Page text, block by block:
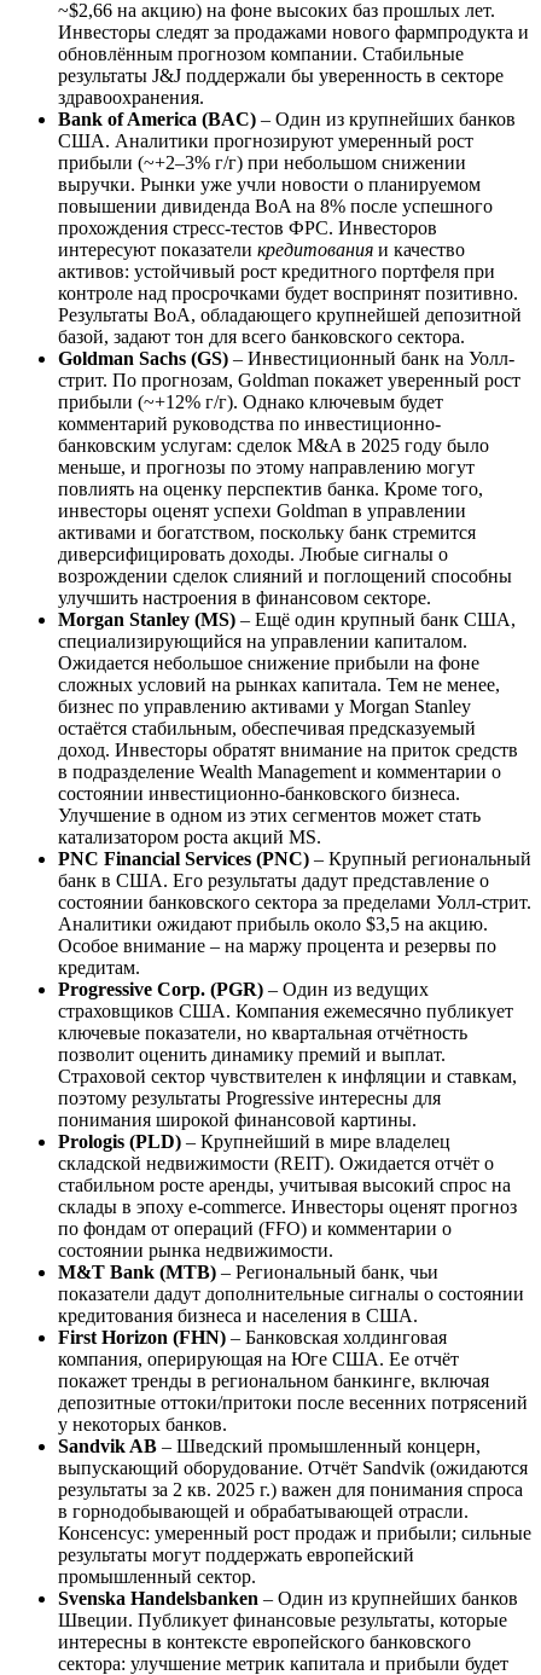
~$2,66 на акцию) на фоне высоких баз прошлых лет.
Инвесторы следят за продажами нового фармпродукта и
обновлённым прогнозом компании. Стабильные
результаты J&J поддержали бы уверенность в секторе
здравоохранения.
Bank of America (BAC) – Один из крупнейших банков
США. Аналитики прогнозируют умеренный рост
прибыли (~+2–3% г/г) при небольшом снижении
выручки. Рынки уже учли новости о планируемом
повышении дивиденда BoA на 8% после успешного
прохождения стресс-тестов ФРС. Инвесторов
интересуют показатели кредитования и качество
активов: устойчивый рост кредитного портфеля при
контроле над просрочками будет воспринят позитивно.
Результаты BoA, обладающего крупнейшей депозитной
базой, задают тон для всего банковского сектора.
Goldman Sachs (GS) – Инвестиционный банк на Уолл-
стрит. По прогнозам, Goldman покажет уверенный рост
прибыли (~+12% г/г). Однако ключевым будет
комментарий руководства по инвестиционно-
банковским услугам: сделок M&A в 2025 году было
меньше, и прогнозы по этому направлению могут
повлиять на оценку перспектив банка. Кроме того,
инвесторы оценят успехи Goldman в управлении
активами и богатством, поскольку банк стремится
диверсифицировать доходы. Любые сигналы о
возрождении сделок слияний и поглощений способны
улучшить настроения в финансовом секторе.
Morgan Stanley (MS) – Ещё один крупный банк США,
специализирующийся на управлении капиталом.
Ожидается небольшое снижение прибыли на фоне
сложных условий на рынках капитала. Тем не менее,
бизнес по управлению активами у Morgan Stanley
остаётся стабильным, обеспечивая предсказуемый
доход. Инвесторы обратят внимание на приток средств
в подразделение Wealth Management и комментарии о
состоянии инвестиционно-банковского бизнеса.
Улучшение в одном из этих сегментов может стать
катализатором роста акций MS.
PNC Financial Services (PNC) – Крупный региональный
банк в США. Его результаты дадут представление о
состоянии банковского сектора за пределами Уолл-стрит.
Аналитики ожидают прибыль около $3,5 на акцию.
Особое внимание – на маржу процента и резервы по
кредитам.
Progressive Corp. (PGR) – Один из ведущих
страховщиков США. Компания ежемесячно публикует
ключевые показатели, но квартальная отчётность
позволит оценить динамику премий и выплат.
Страховой сектор чувствителен к инфляции и ставкам,
поэтому результаты Progressive интересны для
понимания широкой финансовой картины.
Prologis (PLD) – Крупнейший в мире владелец
складской недвижимости (REIT). Ожидается отчёт о
стабильном росте аренды, учитывая высокий спрос на
склады в эпоху e-commerce. Инвесторы оценят прогноз
по фондам от операций (FFO) и комментарии о
состоянии рынка недвижимости.
M&T Bank (MTB) – Региональный банк, чьи
показатели дадут дополнительные сигналы о состоянии
кредитования бизнеса и населения в США.
First Horizon (FHN) – Банковская холдинговая
компания, оперирующая на Юге США. Ее отчёт
покажет тренды в региональном банкинге, включая
депозитные оттоки/притоки после весенних потрясений
у некоторых банков.
Sandvik AB – Шведский промышленный концерн,
выпускающий оборудование. Отчёт Sandvik (ожидаются
результаты за 2 кв. 2025 г.) важен для понимания спроса
в горнодобывающей и обрабатывающей отрасли.
Консенсус: умеренный рост продаж и прибыли; сильные
результаты могут поддержать европейский
промышленный сектор.
Svenska Handelsbanken – Один из крупнейших банков
Швеции. Публикует финансовые результаты, которые
интересны в контексте европейского банковского
сектора: улучшение метрик капитала и прибыли будет